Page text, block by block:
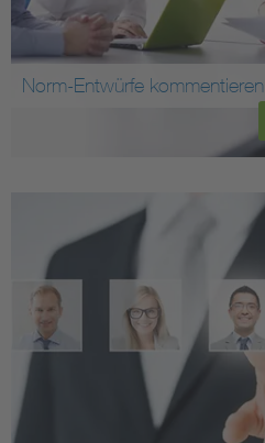
Norm-Entwürfe kommentieren